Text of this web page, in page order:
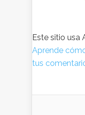
Este sitio usa
Aprende
tus